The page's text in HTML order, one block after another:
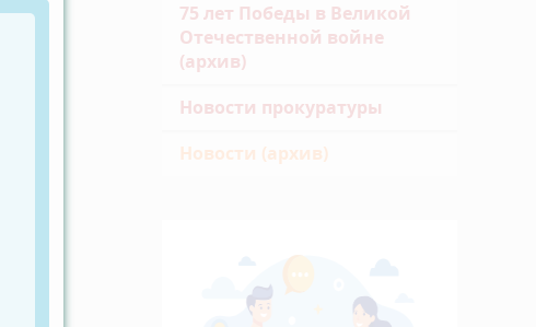
75 лет Победы в Великой
Отечественной войне
(архив)
Новости прокуратуры
Новости (архив)